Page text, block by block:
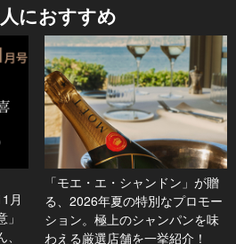
におすすめ
月
「モエ・エ・シャンドン」が贈
る、2026年夏の特別なプロモー
ション。極上のシャンパンを味
わえる厳選店舗を一挙紹介！